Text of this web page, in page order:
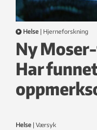
Helse | hjerneforskning
Ny
Har
Helse | Værsyk